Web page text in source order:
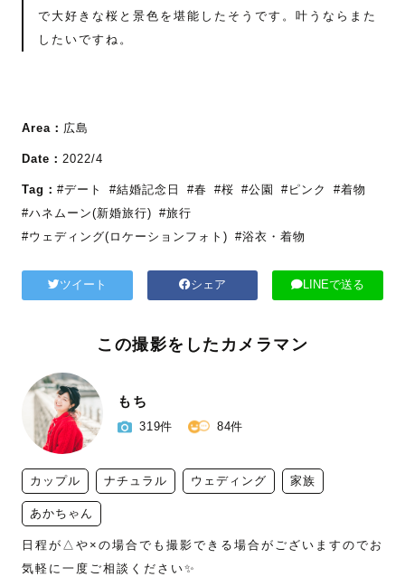
で大好きな桜と景色を堪能したそうです。叶うならまた
したいですね。
Area： 広島
Date： 2022/4
Tag： #デート #結婚記念日 #春 #桜 #公園 #ピンク
#着物
#ハネムーン(新婚旅行) #旅行
#ウェディング(ロケーションフォト) #浴衣・着物
ツイート シェア LINEで送る
この撮影をしたカメラマン
もち
319件 84件
カップル ナチュラル ウェディング 家族
あかちゃん
日程が△や×の場合でも撮影できる場合がございますのでお
気軽に一度ご相談ください✨